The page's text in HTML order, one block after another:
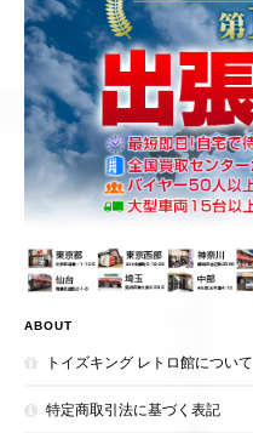
ABOUT
トイズキング レトロ館について
特定商取引法に基づく表記